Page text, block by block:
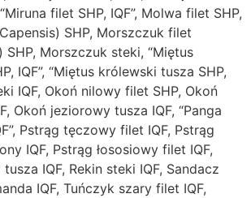
filet SHP, IQF”, Molwa filet SHP,
SHP, Morszczuk filet
SHP, Morszczuk steki, “Miętus
IQF”, “Miętus królewski tusza SHP,
IQF, Okoń nilowy filet SHP, Okoń
Okoń jeziorowy tusza IQF, “Panga
Pstrąg tęczowy filet IQF, Pstrąg
IQF, Pstrąg łososiowy filet IQF,
IQF, Rekin steki IQF, Sandacz
IQF, Tuńczyk szary filet IQF,